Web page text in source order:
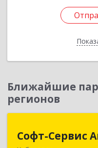
Ближайшие
регионов
Софт-Сервис